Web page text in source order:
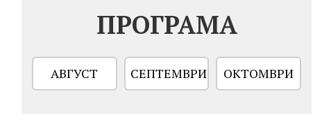
ПРОГРАМА
АВГУСТ СЕПТЕМВРИ ОКТОМВРИ